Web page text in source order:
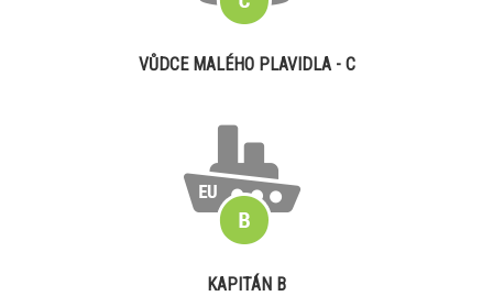
VŮDCE MALÉHO PLAVIDLA - C
KAPITÁN B